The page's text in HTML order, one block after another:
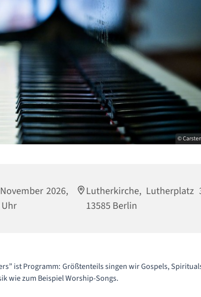
©
2026,
Lutherkirche, Lutherplatz
13585 Berlin
ist Programm: Größtenteils singen wir Gospels,
wie zum Beispiel Worship-Songs.